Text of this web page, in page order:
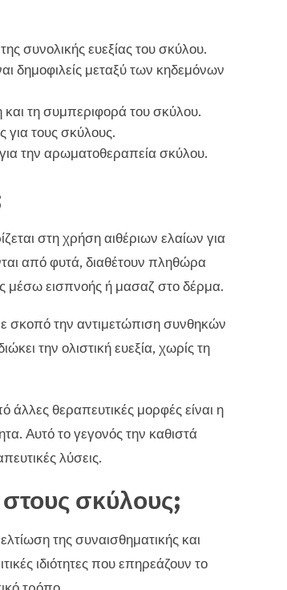
συνολικής ευεξίας του σκύλου.
δημοφιλείς μεταξύ των κηδεμόνων
τη συμπεριφορά του σκύλου.
για τους σκύλους.
την αρωματοθεραπεία σκύλου.
στη χρήση αιθέριων ελαίων για
από φυτά, διαθέτουν πληθώρα
μέσω εισπνοής ή μασαζ στο δέρμα.
σκοπό την αντιμετώπιση συνθηκών
την ολιστική ευεξία, χωρίς τη
θεραπευτικές μορφές είναι η
Αυτό το γεγονός την καθιστά
λύσεις.
σκύλους;
της συναισθηματικής και
ιδιότητες που επηρεάζουν το